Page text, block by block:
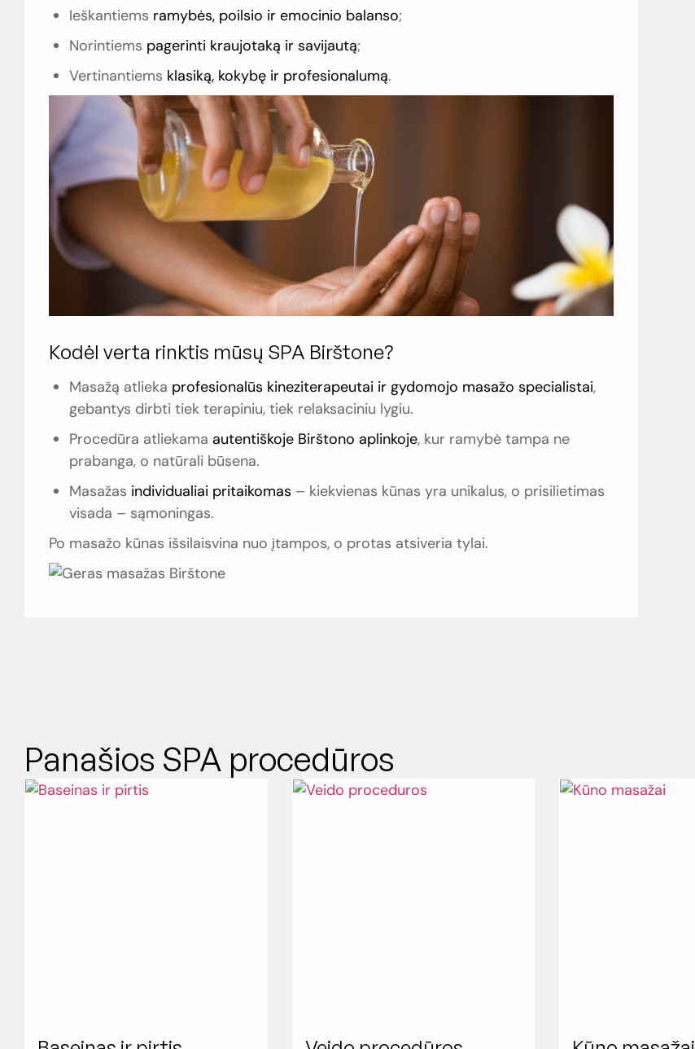
Ieškantiems ramybės, poilsio ir emocinio balanso;
Norintiems pagerinti kraujotaką ir savijautą;
Vertinantiems klasiką, kokybę ir profesionalumą.
Kodėl verta rinktis mūsų SPA Birštone?
Masažą atlieka profesionalūs kineziterapeutai ir gydomojo masažo specialistai,
gebantys dirbti tiek terapiniu, tiek relaksaciniu lygiu.
Procedūra atliekama autentiškoje Birštono aplinkoje, kur ramybė tampa ne
prabanga, o natūrali būsena.
Masažas individualiai pritaikomas – kiekvienas kūnas yra unikalus, o prisilietimas
visada – sąmoningas.
Po masažo kūnas išsilaisvina nuo įtampos, o protas atsiveria tylai.
Panašios SPA procedūros